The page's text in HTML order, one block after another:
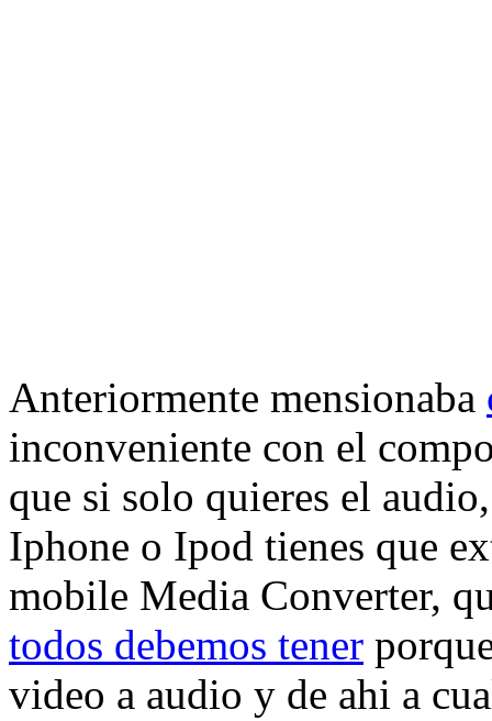
Anteriormente mensionaba
inconveniente con el
que si solo quieres el
Iphone o Ipod tienes que
mobile Media Converter,
todos debemos tener
video a audio y de ahi a